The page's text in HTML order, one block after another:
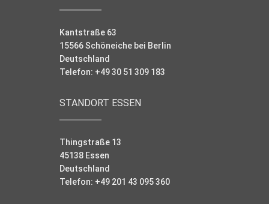
Kantstraße 63
15566 Schöneiche bei Berlin
Deutschland
Telefon: +49 30 51 309 183
STANDORT ESSEN
Thingstraße 13
45138 Essen
Deutschland
Telefon: +49 201 43 095 360